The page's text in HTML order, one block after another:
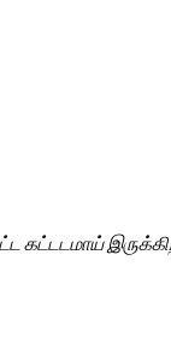
கட்டடமாய்